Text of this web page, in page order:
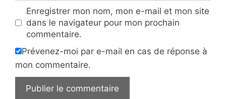
Enregistrer mon nom, mon e-mail et mon site
dans le navigateur pour mon prochain
commentaire.
Prévenez-moi par e-mail en cas de réponse à
mon commentaire.